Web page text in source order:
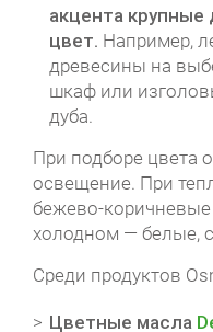
акцента
цвет. Например,
древесины на
шкаф или
дуба.
При подборе цвета
освещение. При
бежево-коричневые
холодном — белые,
Среди продуктов
Цветные масла